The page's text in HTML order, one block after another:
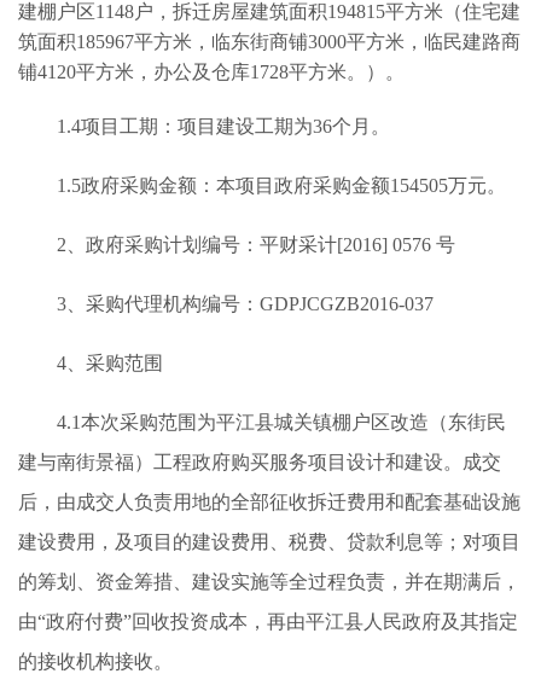
建棚户区1148户，拆迁房屋建筑面积194815平方米（住宅建
筑面积185967平方米，临东街商铺3000平方米，临民建路商
铺4120平方米，办公及仓库1728平方米。）
。
1.4项目工期：项目建设工期为36个月。
1.5政府采购金额 ：本项目政府采购金额154505万元。
2、政府采购计划编号 ：平财采计[2016] 0576 号
3、采购代理机构编号：GDPJCGZB2016-037
4 、采购范围
4.1本次采购范围为平江县城关镇棚户区改造（东街民
建与南街景福）工程政府购买服务项目 设计和建设。成交
后，由成交人 负责用地的全部征收拆迁费用和配套基础设施
建设费用，及项目的建设费用、税费、贷款利息等；对项目
的筹划、资金筹措、建设实施等全过程负责，并在期满后，
由“政府付费”回收投资成本 ，再由平江县人民政府及其指定
的接收机构接收。